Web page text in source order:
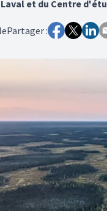
et du Centre
Partager :